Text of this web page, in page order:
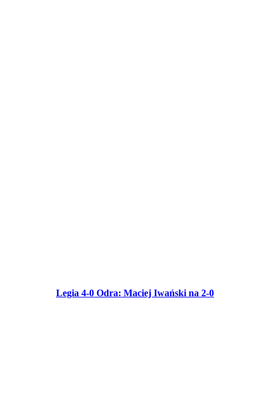
Legia 4-0 Odra: Maciej Iwański na 2-0